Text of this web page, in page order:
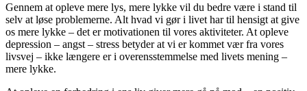
Gennem at opleve mere lys, mere lykke vil du bedre være i stand til
selv at løse problemerne. Alt hvad vi gør i livet har til hensigt at give
os mere lykke – det er motivationen til vores aktiviteter. At opleve
depression – angst – stress betyder at vi er kommet vær fra vores
livsvej – ikke længere er i overensstemmelse med livets mening –
mere lykke.